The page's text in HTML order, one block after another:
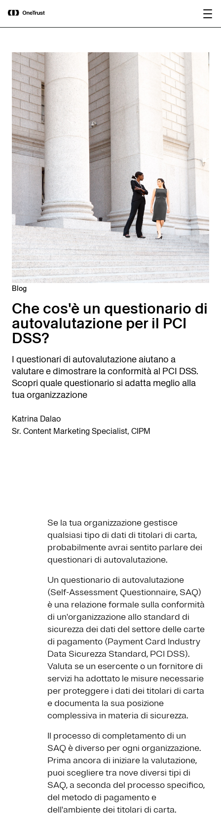
OneTrust nominata “Visionaria” nel
Magic Quadrant™ 2026 di Gartner®
per le piattaforme di governance
Blog
Che cos'è un questionario di
autovalutazione per il PCI
DSS?
I questionari di autovalutazione aiutano a
valutare e dimostrare la conformità al PCI DSS.
Scopri quale questionario si adatta meglio alla
tua organizzazione
Katrina Dalao
Sr. Content Marketing Specialist, CIPM
Se la tua organizzazione gestisce
qualsiasi tipo di dati di titolari di carta,
probabilmente avrai sentito parlare dei
questionari di autovalutazione.
Un questionario di autovalutazione
(Self-Assessment Questionnaire, SAQ)
è una relazione formale sulla conformità
di un'organizzazione allo standard di
sicurezza dei dati del settore delle carte
di pagamento (Payment Card Industry
Data Sicurezza Standard, PCI DSS).
Valuta se un esercente o un fornitore di
servizi ha adottato le misure necessarie
per proteggere i dati dei titolari di carta
e documenta la sua posizione
complessiva in materia di sicurezza.
Il processo di completamento di un
SAQ è diverso per ogni organizzazione.
Prima ancora di iniziare la valutazione,
puoi scegliere tra nove diversi tipi di
SAQ, a seconda del processo specifico,
del metodo di pagamento e
dell'ambiente dei titolari di carta.